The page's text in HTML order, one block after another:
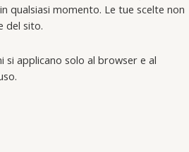
qualsiasi momento. Le tue scelte non
del sito.
si applicano solo al browser e al